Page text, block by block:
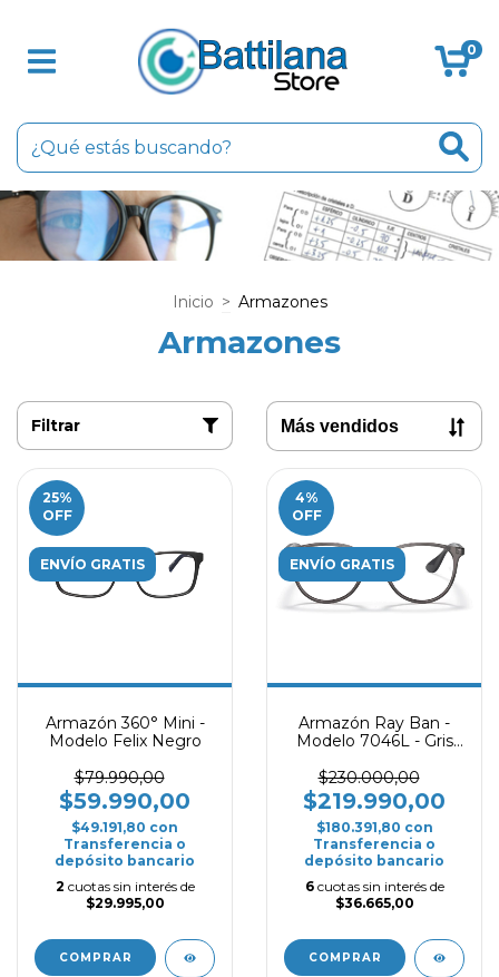
0
Inicio > Armazones
Armazones
Filtrar
25%
OFF
ENVÍO GRATIS
Armazón 360° Mini -
Modelo Felix Negro
$79.990,00
$59.990,00
$49.191,80 con
Transferencia o
depósito bancario
2 cuotas sin interés de
$29.995,00
COMPRAR
4%
OFF
ENVÍO GRATIS
Armazón Ray Ban -
Modelo 7046L - Gris
$230.000,00
$219.990,00
$180.391,80 con
Transferencia o
depósito bancario
6 cuotas sin interés de
$36.665,00
COMPRAR